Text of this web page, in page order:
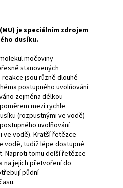
je speciálním zdrojem
dusíku.
močoviny
stanovených
jsou různě dlouhé
postupného uvolňování
zejména délkou
mezi rychle
(rozpustnými ve vodě)
uvolňování
ve vodě). Kratší řetězce
vodě, tudíž lépe dostupné
Naproti tomu delší řetězce
na jejich přetvoření do
půdní